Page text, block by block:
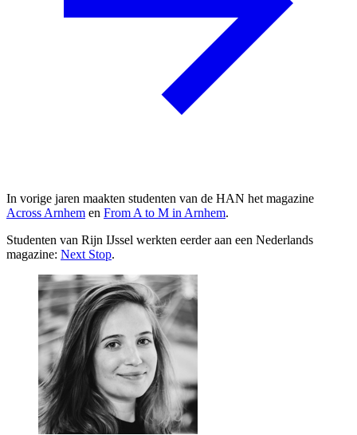
In vorige jaren maakten studenten van de HAN het magazine
Across Arnhem en From A to M in Arnhem.
Studenten van Rijn IJssel werkten eerder aan een Nederlands
magazine: Next Stop.